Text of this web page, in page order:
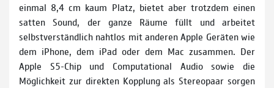
einmal 8,4 cm kaum Platz, bietet aber trotzdem einen
satten Sound, der ganze Räume füllt und arbeitet
selbstverständlich nahtlos mit anderen Apple Geräten wie
dem iPhone, dem iPad oder dem Mac zusammen. Der
Apple S5-Chip und Computational Audio sowie die
Möglichkeit zur direkten Kopplung als Stereopaar sorgen